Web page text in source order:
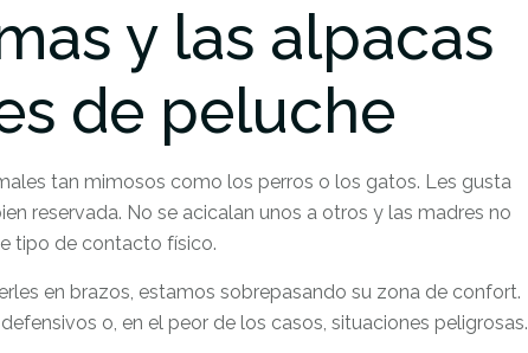
y las alpacas
de peluche
tan mimosos como los perros o los gatos. Les gusta
reservada. No se acicalan unos a otros y las madres no
tipo de contacto físico.
en brazos, estamos sobrepasando su zona de confort.
o, en el peor de los casos, situaciones peligrosas.